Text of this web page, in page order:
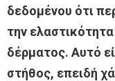
δεδομένου ότι
την
δέρματος. Αυτό
στήθος, επειδή